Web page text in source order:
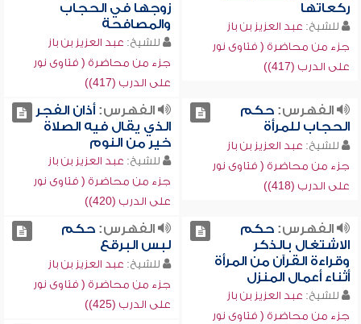
ركعاتها
للشيخ: عبد العزيز بن باز
جزء من محاضرة ( فتاوى نور
على الدرب (417))
زوجها في الحجاب
والمصافحة
للشيخ: عبد العزيز بن باز
جزء من محاضرة ( فتاوى نور
على الدرب (417))
الفهرس:حكم
الحجاب للمرأة
للشيخ: عبد العزيز بن باز
جزء من محاضرة ( فتاوى نور
على الدرب (418))
الفهرس:أذان الفجر
الذي يقال فيه الصلاة
خير من النوم
للشيخ: عبد العزيز بن باز
جزء من محاضرة ( فتاوى نور
على الدرب (420))
الفهرس:حكم
الاشتغال بالذكر
وقراءة القرآن من المرأة
أثناء أعمال المنزل
للشيخ: عبد العزيز بن باز
جزء من محاضرة ( فتاوى نور
الفهرس:حكم
لبس البرقع
للشيخ: عبد العزيز بن باز
جزء من محاضرة ( فتاوى نور
على الدرب (425))